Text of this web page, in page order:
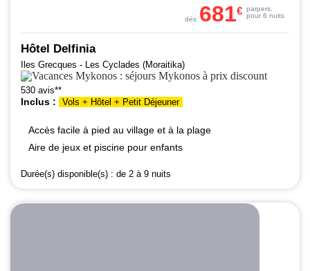
Hôtel Delfinia
Iles Grecques - Les Cyclades (Moraitika)
530 avis**
Inclus : Vols + Hôtel + Petit Déjeuner
Accès facile à pied au village et à la plage
Aire de jeux et piscine pour enfants
Durée(s) disponible(s) : de 2 à 9 nuits
dès 681€ parpers.
pour 6 nuits